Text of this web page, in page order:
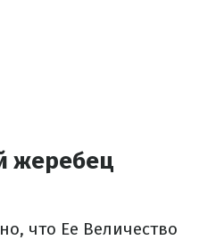
жеребец
что Ее Величество